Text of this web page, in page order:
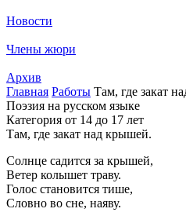
Новости
Члены жюри
Архив
Главная Работы Там, где закат
Поэзия на русском языке
Категория от 14 до 17 лет
Там, где закат над крышей.
Солнце садится за крышей,
Ветер колышет траву.
Голос становится тише,
Словно во сне, наяву.